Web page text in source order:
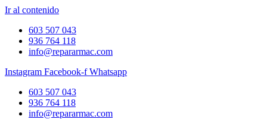
Ir al contenido
603 507 043
936 764 118
info@repararmac.com
Instagram Facebook-f Whatsapp
603 507 043
936 764 118
info@repararmac.com